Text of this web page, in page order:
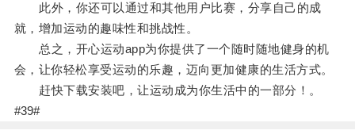
此外，你还可以通过和其他用户比赛，分享自己的成
就，增加运动的趣味性和挑战性。
总之，开心运动app为你提供了一个随时随地健身的机
会，让你轻松享受运动的乐趣，迈向更加健康的生活方式。
赶快下载安装吧，让运动成为你生活中的一部分！。
#39#